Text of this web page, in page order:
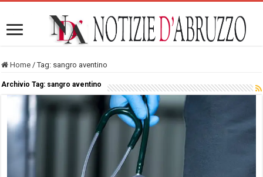
Home / Tag: sangro aventino
Archivio Tag: sangro aventino